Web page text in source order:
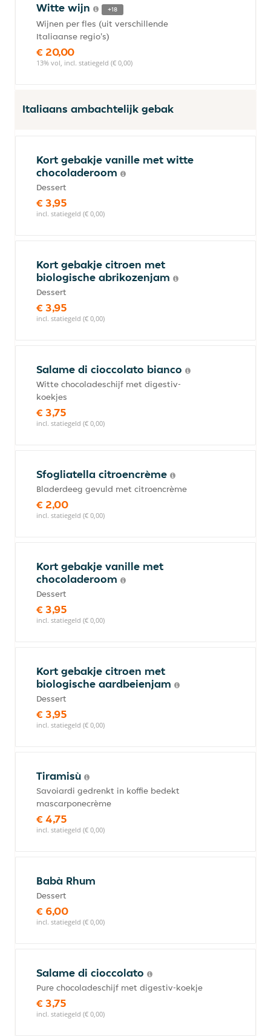
Witte wijn +18
Wijnen per fles (uit verschillende
Italiaanse regio's)
€ 20,00
13% vol, incl. statiegeld (€ 0,00)
Italiaans ambachtelijk gebak
Kort gebakje vanille met witte
chocoladeroom
Dessert
€ 3,95
incl. statiegeld (€ 0,00)
Kort gebakje citroen met
biologische abrikozenjam
Dessert
€ 3,95
incl. statiegeld (€ 0,00)
Salame di cioccolato bianco
Witte chocoladeschijf met digestiv-
koekjes
€ 3,75
incl. statiegeld (€ 0,00)
Sfogliatella citroencrème
Bladerdeeg gevuld met citroencrème
€ 2,00
incl. statiegeld (€ 0,00)
Kort gebakje vanille met
chocoladeroom
Dessert
€ 3,95
incl. statiegeld (€ 0,00)
Kort gebakje citroen met
biologische aardbeienjam
Dessert
€ 3,95
incl. statiegeld (€ 0,00)
Tiramisù
Savoiardi gedrenkt in koffie bedekt
mascarponecrème
€ 4,75
incl. statiegeld (€ 0,00)
Babà Rhum
Dessert
€ 6,00
incl. statiegeld (€ 0,00)
Salame di cioccolato
Pure chocoladeschijf met digestiv-koekje
€ 3,75
incl. statiegeld (€ 0,00)